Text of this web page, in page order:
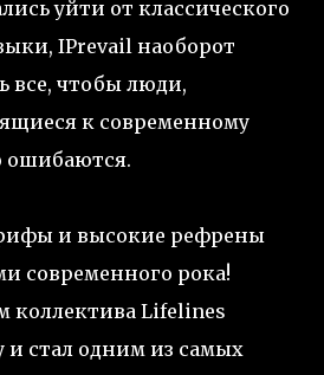
уйти от классического
IPrevail наоборот
все, чтобы люди,
к современному
ошибаются.
и высокие рефрены
современного рока!
коллектива Lifelines
и стал одним из самых